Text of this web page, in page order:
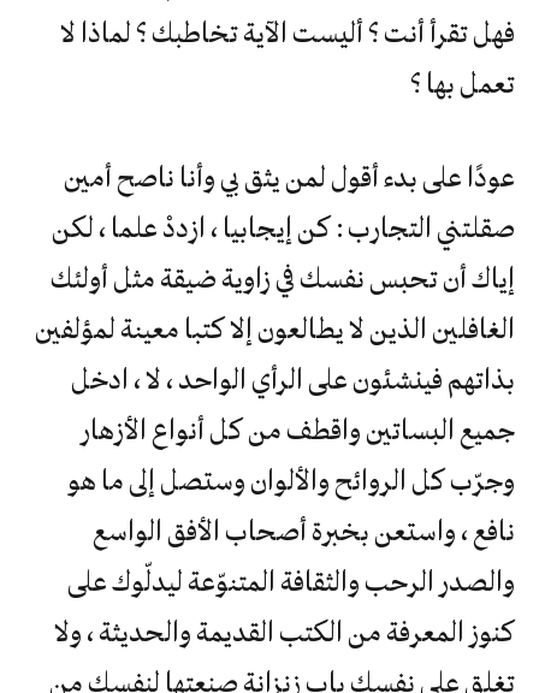
فهل تقرأ أنت ؟ أليست الآية تخاطبك ؟ لماذا لا
تعمل بها ؟
عودًا على بدء أقول لمن يثق بي وأنا ناصح أمين
صقلتني التجارب : كن إيجابيا ، ازددْ علما ، لكن
إياك أن تحبس نفسك في زاوية ضيقة مثل أولئك
الغافلين الذين لا يطالعون إلا كتبا معينة لمؤلفين
بذاتهم فينشئون على الرأي الواحد ، لا ، ادخل
جميع البساتين واقطف من كل أنواع الأزهار
وجرّب كل الروائح والألوان وستصل إلى ما هو
نافع ، واستعن بخبرة أصحاب الأفق الواسع
والصدر الرحب والثقافة المتنوّعة ليدلّوك على
كنوز المعرفة من الكتب القديمة والحديثة ، ولا
تغلق على نفسك باب زنزانة صنعتها لنفسك من